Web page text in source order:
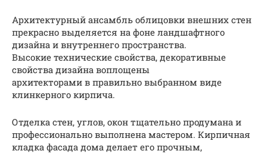
Архитектурный ансамбль облицовки внешних стен
прекрасно выделяется на фоне ландшафтного
дизайна и внутреннего пространства.
Высокие технические свойства, декоративные
свойства дизайна воплощены
архитекторами в правильно выбранном виде
клинкерного кирпича.
Отделка стен, углов, окон тщательно продумана и
профессионально выполнена мастером. Кирпичная
кладка фасада дома делает его прочным,